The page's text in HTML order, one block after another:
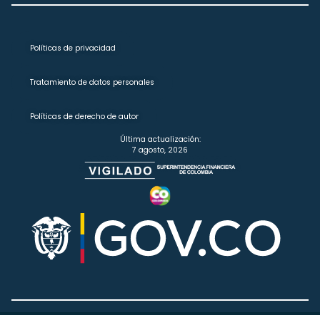
Políticas de privacidad
Tratamiento de datos personales
Políticas de derecho de autor
Última actualización:
7 agosto, 2026